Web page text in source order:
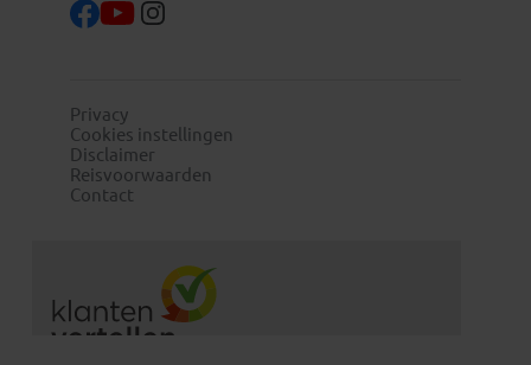
Privacy
Cookies instellingen
Disclaimer
Reisvoorwaarden
Contact